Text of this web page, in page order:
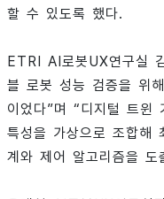
할 수 있도록 했다.
ETRI AI로봇UX연구실
블 로봇 성능 검증을 위
이었다”며 “디지털 트윈
특성을 가상으로 조합해
계와 제어 알고리즘을